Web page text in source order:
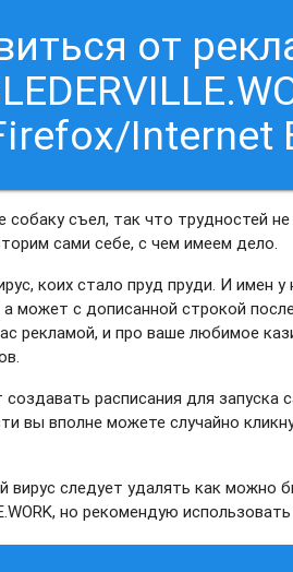
от
Internet
собаку съел, так что трудностей
сами себе, с чем имеем дело.
коих стало пруд пруди. И имен
а может с дописанной строкой
рекламой, и про ваше любимое
расписания для запуска
вы вполне можете случайно
следует удалять как можно
но рекомендую